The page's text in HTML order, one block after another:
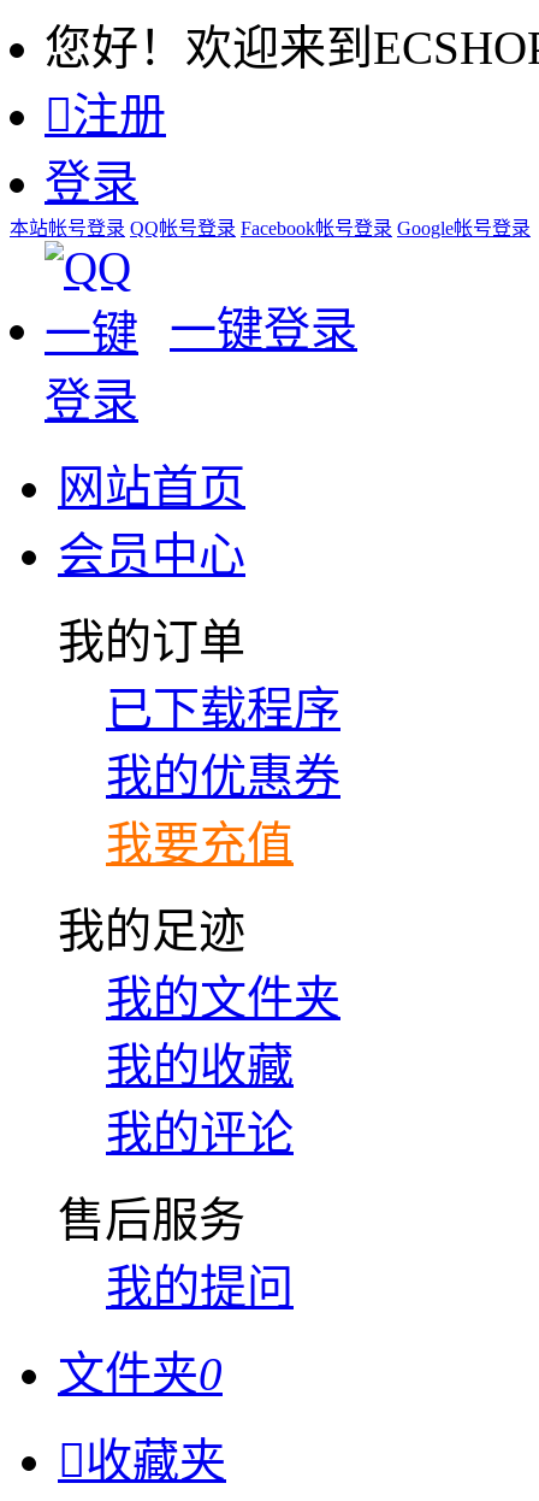
您好！欢迎来到
注册
登录
本站帐号登录 QQ帐号登录 Facebook帐号登录 Google帐号登录
一键登录
网站首页
会员中心
我的订单
已下载程序
我的优惠券
我要充值
我的足迹
我的文件夹
我的收藏
我的评论
售后服务
我的提问
文件夹0
收藏夹